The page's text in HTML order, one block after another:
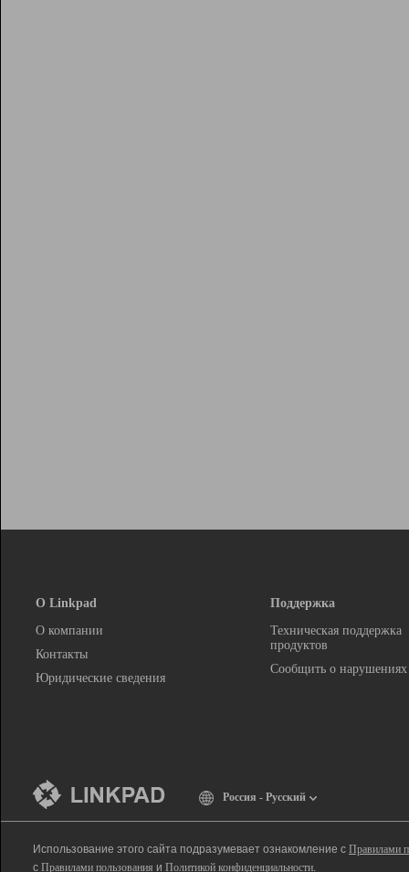
О Linkpad
О компании
Контакты
Юридические сведения
Поддержка
Техническая поддержка
продуктов
Сообщить о нарушениях
Россия - Русский
Использование этого сайта подразумевает ознакомление с Правилами
с Правилами пользования и Политикой конфиденциальности.